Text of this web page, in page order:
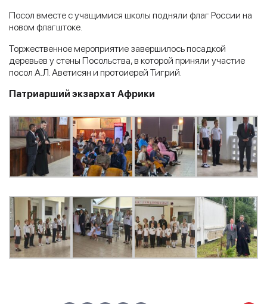
Посол вместе с учащимися школы подняли флаг России на
новом флагштоке.
Торжественное мероприятие завершилось посадкой
деревьев у стены Посольства, в которой приняли участие
посол А.Л. Аветисян и протоиерей Тигрий.
Патриарший экзархат Африки